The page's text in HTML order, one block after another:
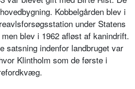
Kobbelgården blev i
under Statens
blev i 1962 afløst af kanindrift.
satsning indenfor landbruget var
Klintholm som de første i